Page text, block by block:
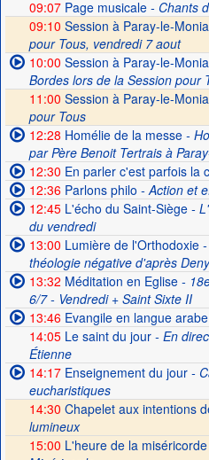
09:07Page musicale- Chants
09:10 Session à Paray-le-
pour Tous, vendredi 7 aout
10:00 Session à Paray-le-
Bordes lors de la Session pour
11:00 Session à Paray-le-
pour Tous
12:28 Homélie de la messe-
par Père Benoit Tertrais à
12:30 En parler c'est parfois la
12:36Parlons philo - Action et
12:45L'écho du Saint-Siège-
du vendredi
13:00 Lumière de l'Orthodoxie-
théologie négative d'après
13:32 Méditation en Eglise-
6/7 - Vendredi + Saint Sixte II
13:46Evangile en langue arabe
14:05Le saint du jour- En
Étienne
14:17Enseignement du jour-
eucharistiques
14:30 Chapelet aux intentions
lumineux
15:00 L'heure de la